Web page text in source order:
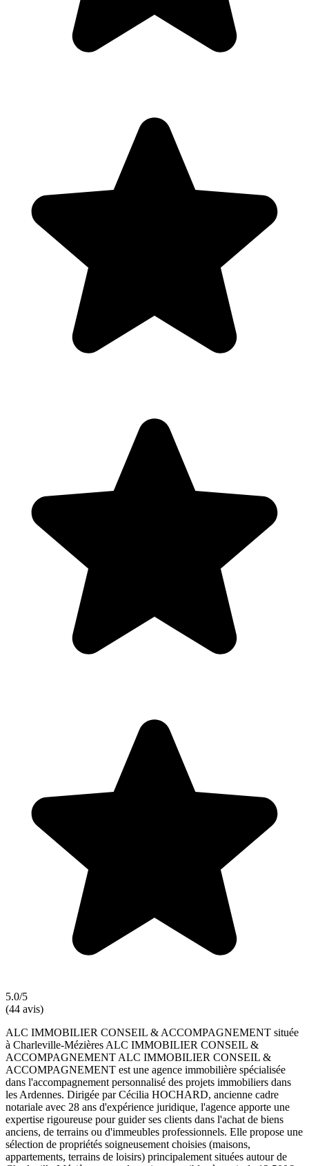
5.0/5
(44 avis)
ALC IMMOBILIER CONSEIL & ACCOMPAGNEMENT située
à Charleville-Mézières ALC IMMOBILIER CONSEIL &
ACCOMPAGNEMENT ALC IMMOBILIER CONSEIL &
ACCOMPAGNEMENT est une agence immobilière spécialisée
dans l'accompagnement personnalisé des projets immobiliers dans
les Ardennes. Dirigée par Cécilia HOCHARD, ancienne cadre
notariale avec 28 ans d'expérience juridique, l'agence apporte une
expertise rigoureuse pour guider ses clients dans l'achat de biens
anciens, de terrains ou d'immeubles professionnels. Elle propose une
sélection de propriétés soigneusement choisies (maisons,
appartements, terrains de loisirs) principalement situées autour de